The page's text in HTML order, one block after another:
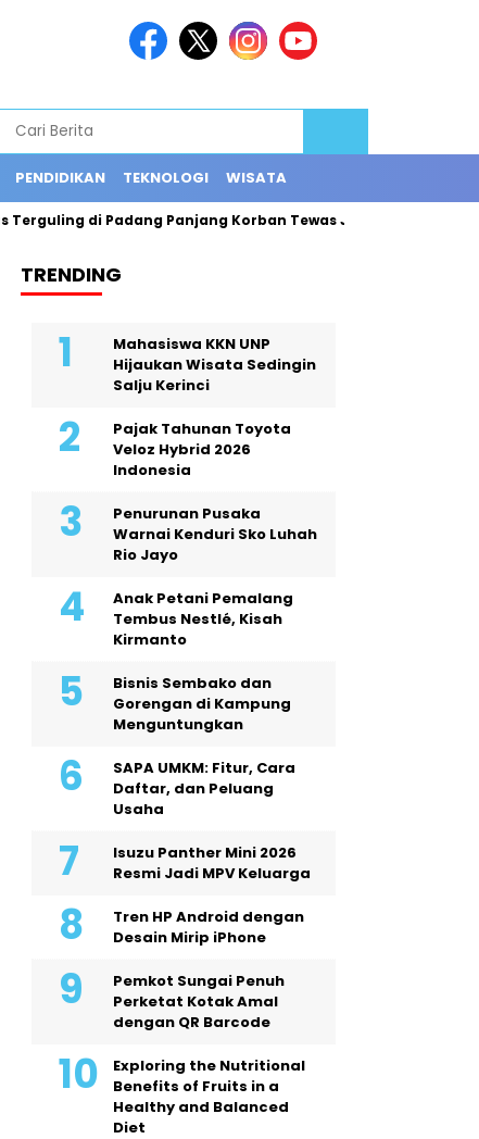
PENDIDIKAN TEKNOLOGI WISATA
di Padang Panjang Korban Tewas Jadi 12 Orang
TRENDING
Mahasiswa KKN UNP
Hijaukan Wisata Sedingin
Salju Kerinci
Pajak Tahunan Toyota
Veloz Hybrid 2026
Indonesia
Penurunan Pusaka
Warnai Kenduri Sko Luhah
Rio Jayo
Anak Petani Pemalang
Tembus Nestlé, Kisah
Kirmanto
Bisnis Sembako dan
Gorengan di Kampung
Menguntungkan
SAPA UMKM: Fitur, Cara
Daftar, dan Peluang
Usaha
Isuzu Panther Mini 2026
Resmi Jadi MPV Keluarga
Tren HP Android dengan
Desain Mirip iPhone
Pemkot Sungai Penuh
Perketat Kotak Amal
dengan QR Barcode
Exploring the Nutritional
Benefits of Fruits in a
Healthy and Balanced
Diet